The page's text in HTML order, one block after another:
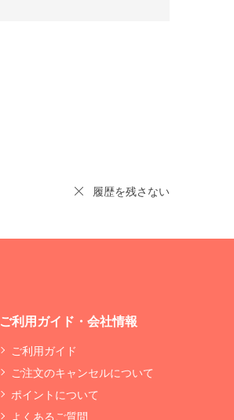
履歴を残さない
ご利用ガイド・会社情報
ご利用ガイド
ご注文のキャンセルについて
ポイントについて
よくあるご質問